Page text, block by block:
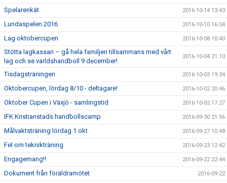
Spelarenkät 2016-10-14 13:43
Lundaspelen 2016 2016-10-10 16:04
Lag oktobercupen 2016-10-08 10:40
Stötta lagkassan – gå hela familjen tillsammans med vårt
lag och se världshandboll 9 december!
2016-10-04 21:10
Tisdagsträningen 2016-10-03 19:34
Oktobercupen, lördag 8/10 - deltagare! 2016-10-02 20:46
Oktober Cupen i Växjö - samlingstid 2016-10-02 17:27
IFK Kristianstads handbollscamp 2016-09-30 21:56
Målvaktsträning lördag 1 okt 2016-09-27 10:48
Fel om teknikträning 2016-09-23 12:42
Engagemang!! 2016-09-22 22:44
Dokument från föräldramötet 2016-09-22